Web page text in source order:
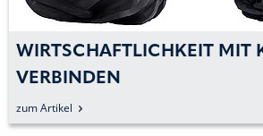
WIRTSCHAFTLICHKEIT MIT
VERBINDEN
zum Artikel